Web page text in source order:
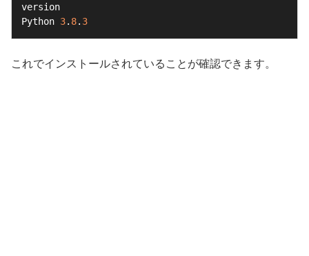
version
Python 3. 8. 3
これでインストールされていることが確認できます。